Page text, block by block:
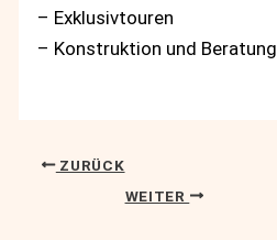
– Exklusivtouren
– Konstruktion und Beratung
ZURÜCK
WEITER